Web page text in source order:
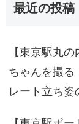
最近の投稿
【東京駅丸
ちゃんを撮る
レート立ち姿